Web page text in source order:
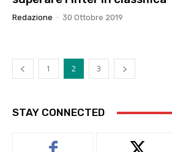
Redazione - 30 Ottobre 2019
1 2 3
STAY CONNECTED